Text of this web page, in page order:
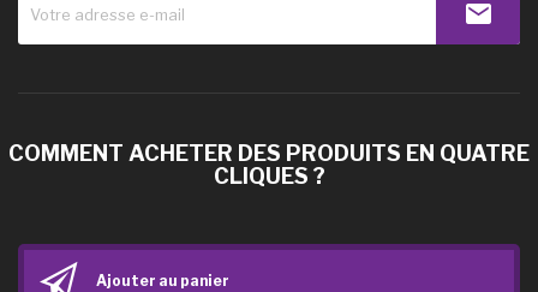
COMMENT ACHETER DES PRODUITS EN QUATRE
CLIQUES ?
Ajouter au panier